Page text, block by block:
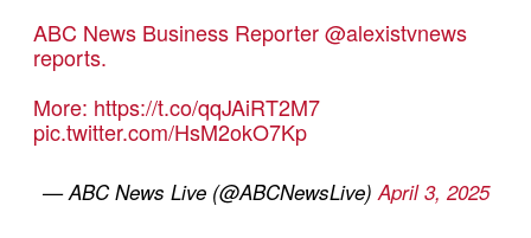
ABC News Business Reporter@alexistvnews
reports.
More: https://t.co/qqJAiRT2M7
pic.twitter.com/HsM2okO7Kp
— ABC News Live (@ABCNewsLive)April 3, 2025